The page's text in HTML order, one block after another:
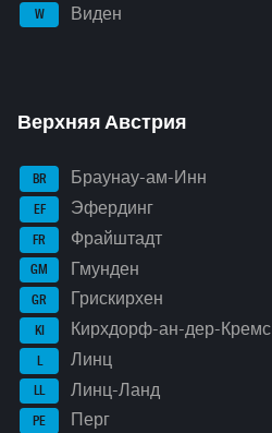
W Виден
Верхняя Австрия
BR Браунау-ам-Инн
EF Эфердинг
FR Фрайштадт
GM Гмунден
GR Грискирхен
KI Кирхдорф-ан-дер-Кремс
L Линц
LL Линц-Ланд
PE Перг